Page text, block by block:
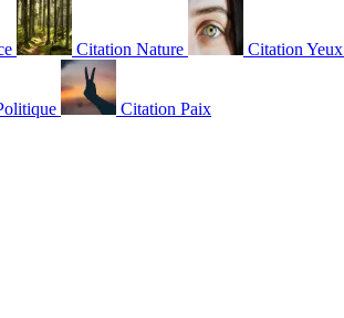
Citation Nature Citation Yeux
Citation Paix